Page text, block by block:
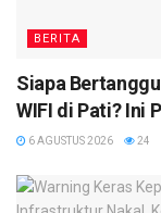
BERITA
Siapa
WIFI di Pati? Ini
6 AGUSTUS 2026 24